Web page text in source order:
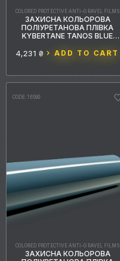
COLORED PROTECTIVE ANTI-GRAVEL FILMS
ЗАХИСНА КОЛЬОРОВА
ПОЛІУРЕТАНОВА ПЛІВКА
KYBERTANE TANOS BLUE
4,231 ₴ ADD TO CART
CODE: 16590
COLORED PROTECTIVE ANTI-GRAVEL FILMS
ЗАХИСНА КОЛЬОРОВА